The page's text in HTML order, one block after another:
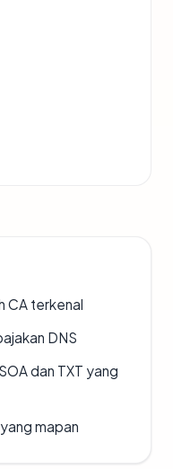
CA terkenal
DNS
dan TXT yang
mapan